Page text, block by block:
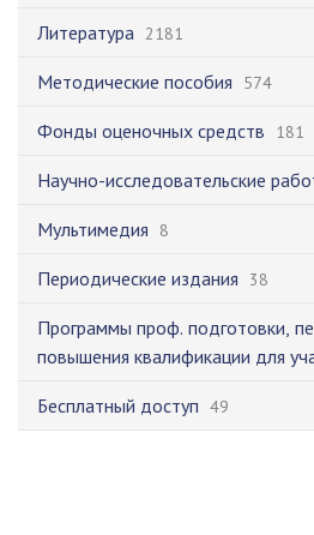
Литература 2181
Методические пособия 574
Фонды оценочных средств 181
Научно-исследовательские
Мультимедия 8
Периодические издания 38
Программы проф. подготовки,
повышения квалификации для
Бесплатный доступ 49